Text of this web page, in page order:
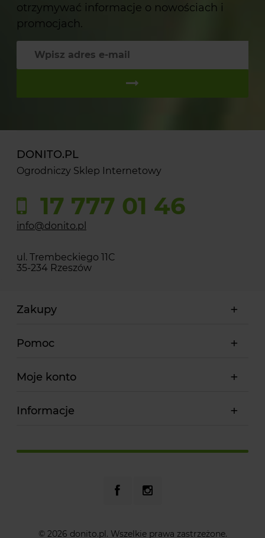
otrzymywać informacje o nowościach i
promocjach.
DONITO.PL
Ogrodniczy Sklep Internetowy
17 777 01 46
info@donito.pl
ul. Trembeckiego 11C
35-234 Rzeszów
Zakupy
Pomoc
Moje konto
Informacje
© 2026 donito.pl. Wszelkie prawa zastrzeżone.